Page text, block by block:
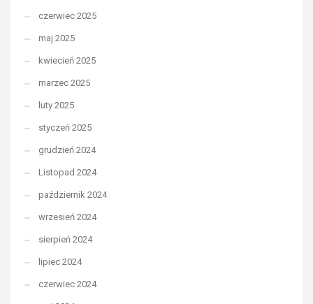
czerwiec 2025
maj 2025
kwiecień 2025
marzec 2025
luty 2025
styczeń 2025
grudzień 2024
Listopad 2024
październik 2024
wrzesień 2024
sierpień 2024
lipiec 2024
czerwiec 2024